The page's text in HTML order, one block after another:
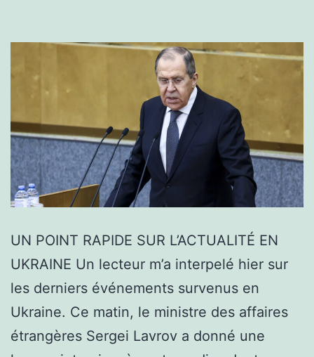
UN POINT RAPIDE SUR L’ACTUALITÉ EN
UKRAINE Un lecteur m’a interpelé hier sur
les derniers événements survenus en
Ukraine. Ce matin, le ministre des affaires
étrangères Sergei Lavrov a donné une